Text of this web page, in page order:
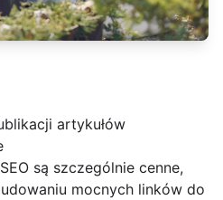
artykułów
są szczególnie cenne,
mocnych linków do